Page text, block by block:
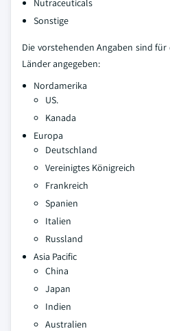
Nutraceuticals
Sonstige
Die vorstehenden Angaben sind
Länder angegeben:
Nordamerika
US.
Kanada
Europa
Deutschland
Vereinigtes Königreich
Frankreich
Spanien
Italien
Russland
Asia Pacific
China
Japan
Indien
Australien